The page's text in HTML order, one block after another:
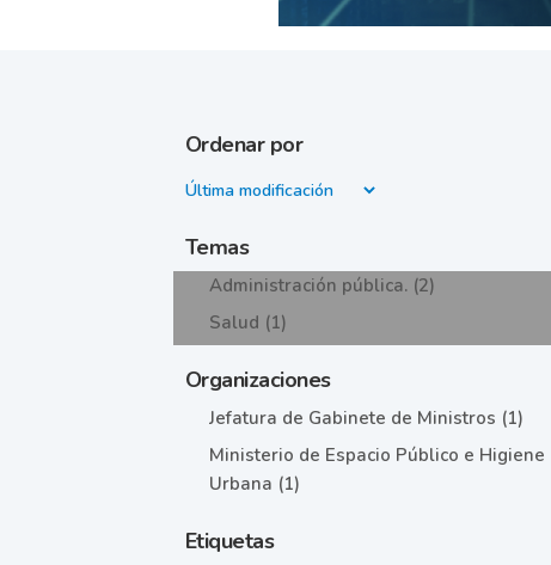
Ordenar por
Temas
Administración pública. (2)
Salud (1)
Organizaciones
Jefatura de Gabinete de Ministros (1)
Ministerio de Espacio Público e Higiene
Urbana (1)
Etiquetas